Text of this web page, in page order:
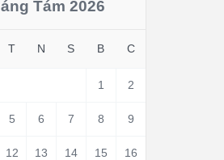
Tám 2026
T N S B C
1 2
5 6 7 8 9
12 13 14 15 16